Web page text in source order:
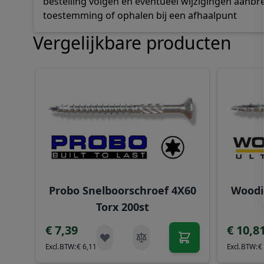
toestemming of ophalen bij een afhaalpunt
Vergelijkbare producten
Navigeren door de elementen van de carrousel
Probo Snelboorschroef 4X60
Torx 200st
€ 7,39
€ 6,11
€ 10,81
€